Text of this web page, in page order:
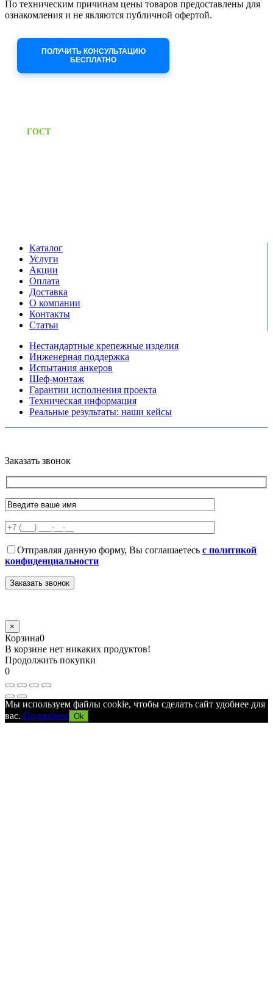
По техническим причинам цены товаров предоставлены для
ознакомления и не являются публичной офертой.
ПОЛУЧИТЬ КОНСУЛЬТАЦИЮ
БЕСПЛАТНО
ГОСТПредоставляем паспорт
Каталог
Услуги
Акции
Оплата
Доставка
О компании
Контакты
Статьи
Нестандартные крепежные изделия
Инженерная поддержка
Испытания анкеров
Шеф-монтаж
Гарантии исполнения проекта
Техническая информация
Реальные результаты: наши кейсы
Заказать звонок
Отправляя данную форму, Вы соглашаетесь с политикой
конфиденциальности
×
Корзина0
В корзине нет никаких продуктов!
Продолжить покупки
0
Мы используем файлы cookie, чтобы сделать сайт удобнее для
вас. Подробнее Ok